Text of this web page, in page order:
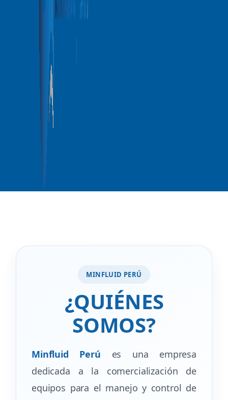
MINFLUID PERÚ
¿QUIÉNES
SOMOS?
Minfluid Perú es una empresa
dedicada a la comercialización de
equipos para el manejo y control de